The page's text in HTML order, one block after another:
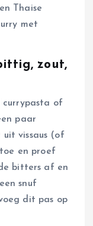
Thaise
met
zout,
currypasta of
paar
vissaus (of
en proef
bitters af en
snuf
dit pas op